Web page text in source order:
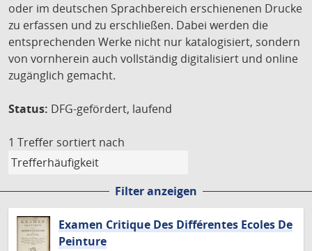
oder im deutschen Sprachbereich erschienenen Drucke
zu erfassen und zu erschließen. Dabei werden die
entsprechenden Werke nicht nur katalogisiert, sondern
von vornherein auch vollständig digitalisiert und online
zugänglich gemacht.
Status: DFG-gefördert, laufend
1 Treffer sortiert nach
Filter anzeigen
Examen Critique Des Différentes Ecoles De
Peinture